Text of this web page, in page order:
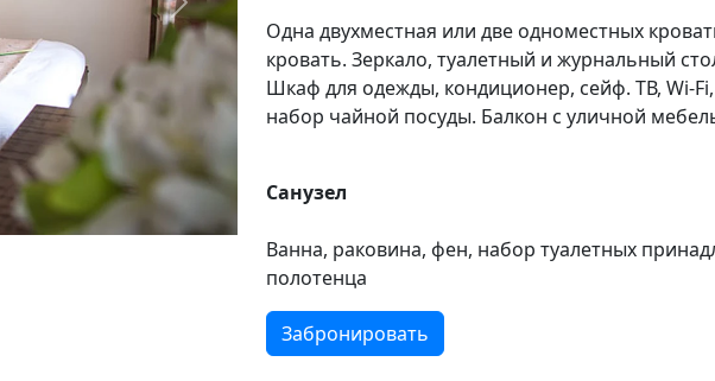
Следующий
Одна двухместная или две одноместных
кровать. Зеркало, туалетный и журнальный
Шкаф для одежды, кондиционер, сейф. ТВ, Wi-
набор чайной посуды. Балкон с уличной
Санузел
Ванна, раковина, фен, набор туалетных
полотенца
Забронировать